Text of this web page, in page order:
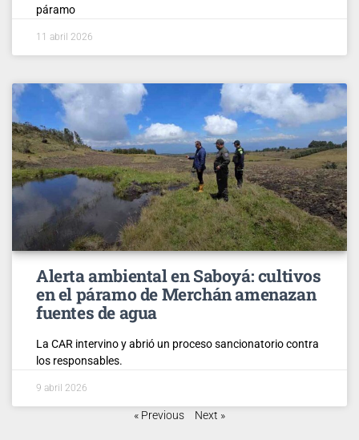
páramo
11 abril 2026
Alerta ambiental en Saboyá: cultivos
en el páramo de Merchán amenazan
fuentes de agua
La CAR intervino y abrió un proceso sancionatorio contra
los responsables.
9 abril 2026
« Previous Next »